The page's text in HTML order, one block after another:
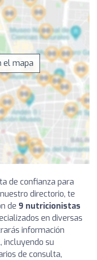
el mapa
de confianza para
directorio, te
de 9 nutricionistas
en diversas
información
incluyendo su
de consulta,